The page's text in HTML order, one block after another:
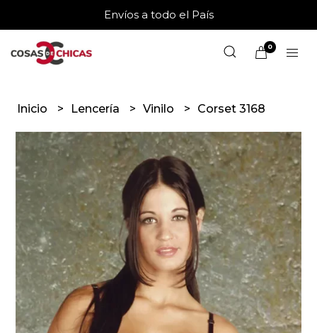
Envíos a todo el País
0
Inicio Lencería Vinilo Corset 3168